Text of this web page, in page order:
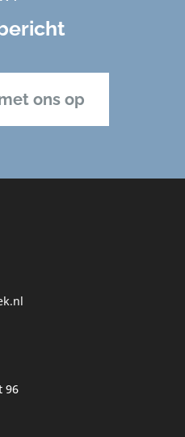
ons op
96